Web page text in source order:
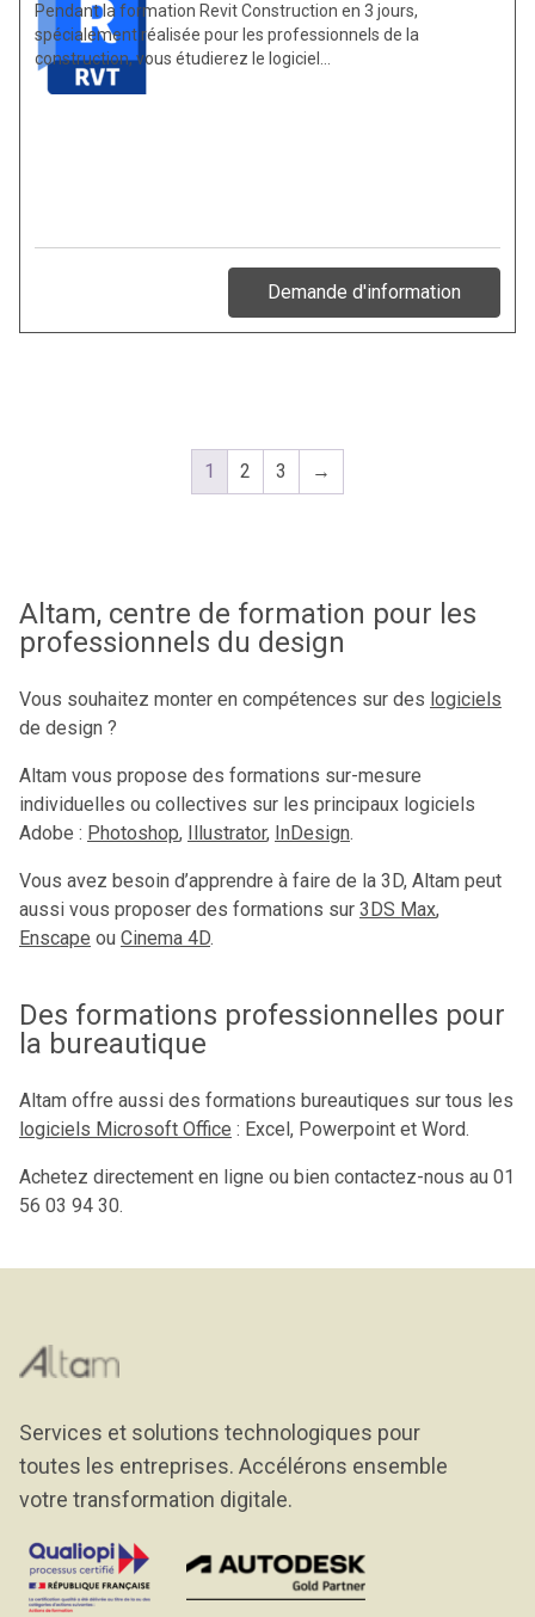
Pendant la formation Revit Construction en 3 jours,
spécialement réalisée pour les professionnels de la
construction, vous étudierez le logiciel…
Demande d'information
1 2 3 →
Altam, centre de formation pour les
professionnels du design
Vous souhaitez monter en compétences sur des logiciels
de design ?
Altam vous propose des formations sur-mesure
individuelles ou collectives sur les principaux logiciels
Adobe : Photoshop, Illustrator, InDesign.
Vous avez besoin d’apprendre à faire de la 3D, Altam peut
aussi vous proposer des formations sur 3DS Max,
Enscape ou Cinema 4D.
Des formations professionnelles pour
la bureautique
Altam offre aussi des formations bureautiques sur tous les
logiciels Microsoft Office : Excel, Powerpoint et Word.
Achetez directement en ligne ou bien contactez-nous au 01
56 03 94 30.
Services et solutions technologiques pour
toutes les entreprises. Accélérons ensemble
votre transformation digitale.